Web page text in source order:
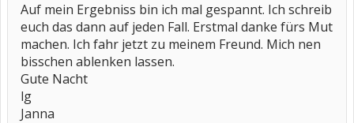
Auf mein Ergebniss bin ich mal gespannt. Ich schreib
euch das dann auf jeden Fall. Erstmal danke fürs Mut
machen. Ich fahr jetzt zu meinem Freund. Mich nen
bisschen ablenken lassen.
Gute Nacht
lg
Janna